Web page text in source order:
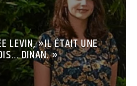
LEVIN, »IL ÉTAIT UNE
DINAN. »